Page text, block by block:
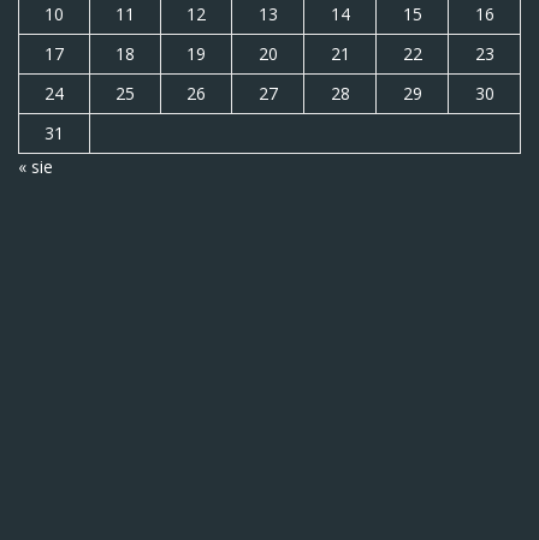
10
11 12 13 14 15
16
17
18 19 20 21 22
23
24
25 26 27 28 29
30
31
« sie